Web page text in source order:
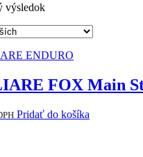
výsledok
FOX Main
Pridať do košíka